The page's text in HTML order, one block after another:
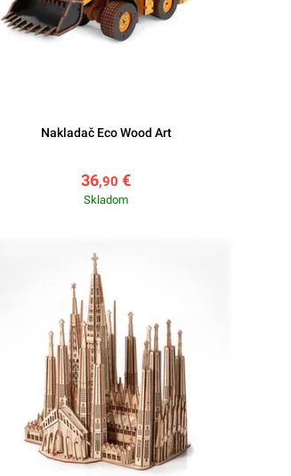
Nakladač Eco Wood Art
36,90 €
Skladom